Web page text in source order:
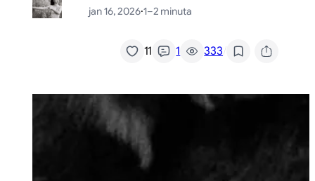
jan 16, 2026·1–2 minuta
11 1 333/